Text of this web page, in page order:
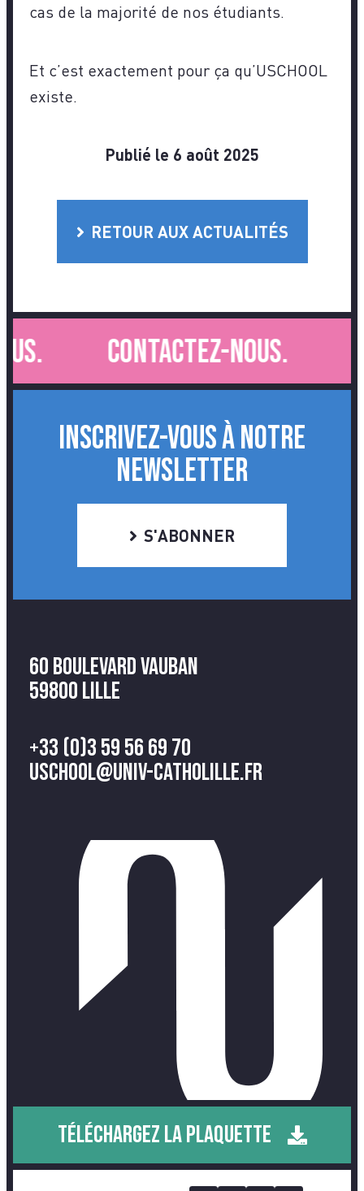
cas de la majorité de nos étudiants.
Et c’est exactement pour ça qu’USCHOOL
existe.
Publié le 6 août 2025
RETOUR AUX ACTUALITÉS
Contactez-nous.
INSCRIVEZ-VOUS À NOTRE
NEWSLETTER
S'ABONNER
60 Boulevard Vauban
59800 Lille
+33 (0)3 59 56 69 70
uschool@univ-catholille.fr
TÉLÉCHARGEZ LA PLAQUETTE